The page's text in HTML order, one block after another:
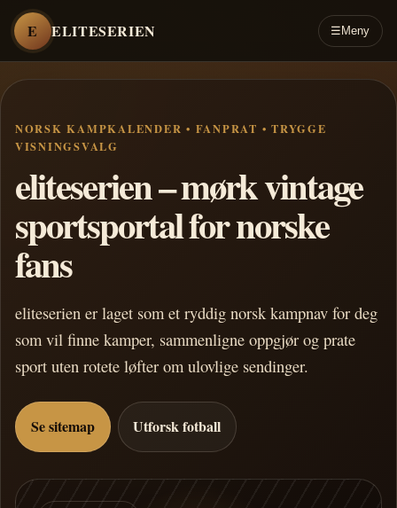
E ELITESERIEN ☰ Meny
NORSK KAMPKALENDER • FANPRAT • TRYGGE
VISNINGSVALG
eliteserien – mørk vintage
sportsportal for norske
fans
eliteserien er laget som et ryddig norsk kampnav for deg
som vil finne kamper, sammenligne oppgjør og prate
sport uten rotete løfter om ulovlige sendinger.
Se sitemap Utforsk fotball